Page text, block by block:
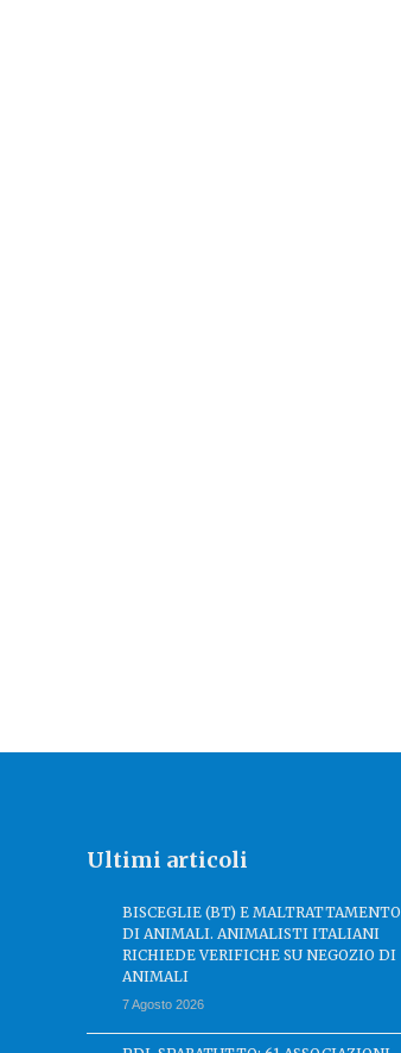
Ultimi articoli
BISCEGLIE (BT) E MALTRATTAMENTO
DI ANIMALI. ANIMALISTI ITALIANI
RICHIEDE VERIFICHE SU NEGOZIO DI
ANIMALI
7 Agosto 2026